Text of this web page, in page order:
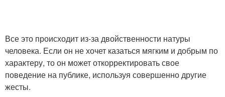
Все это происходит из-за двойственности натуры
человека. Если он не хочет казаться мягким и добрым по
характеру, то он может откорректировать свое
поведение на публике, используя совершенно другие
жесты.